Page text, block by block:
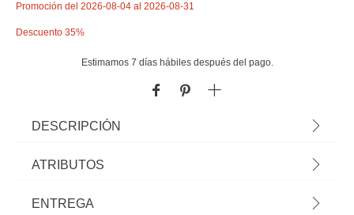
Promoción del 2026-08-04 al 2026-08-31
Descuento 35%
Estimamos 7 días hábiles después del pago.
DESCRIPCIÓN
Set 2 Cucharas De Cocina Colores Surtidos |
del mundo? Echa un vistazo a nuestra gama de
utensilios para una cocina llena de Happy Home
ATRIBUTOS
Material polipropileno
ENTREGA